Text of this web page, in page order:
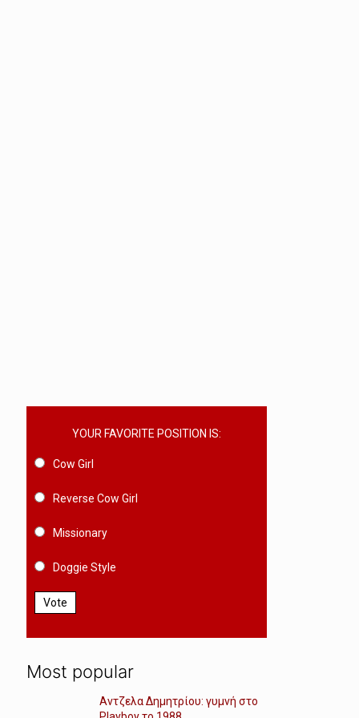
YOUR FAVORITE POSITION IS:
Cow Girl
Reverse Cow Girl
Missionary
Doggie Style
Vote
Most popular
Αντζελα Δημητρίου: γυμνή στο